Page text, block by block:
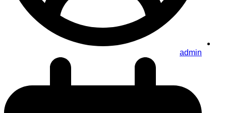
admin